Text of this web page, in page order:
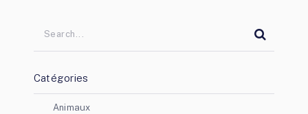
Catégories
Animaux